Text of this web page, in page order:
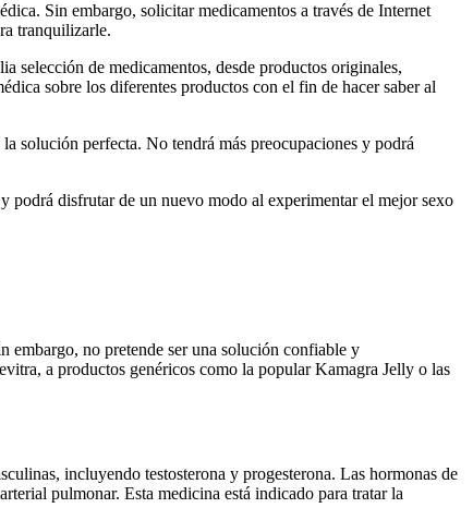
Sin embargo, solicitar medicamentos a través de Internet
tranquilizarle.
selección de medicamentos, desde productos originales,
sobre los diferentes productos con el fin de hacer saber al
solución perfecta. No tendrá más preocupaciones y podrá
podrá disfrutar de un nuevo modo al experimentar el mejor sexo
embargo, no pretende ser una solución confiable y
a productos genéricos como la popular Kamagra Jelly o las
incluyendo testosterona y progesterona. Las hormonas de
pulmonar. Esta medicina está indicado para tratar la